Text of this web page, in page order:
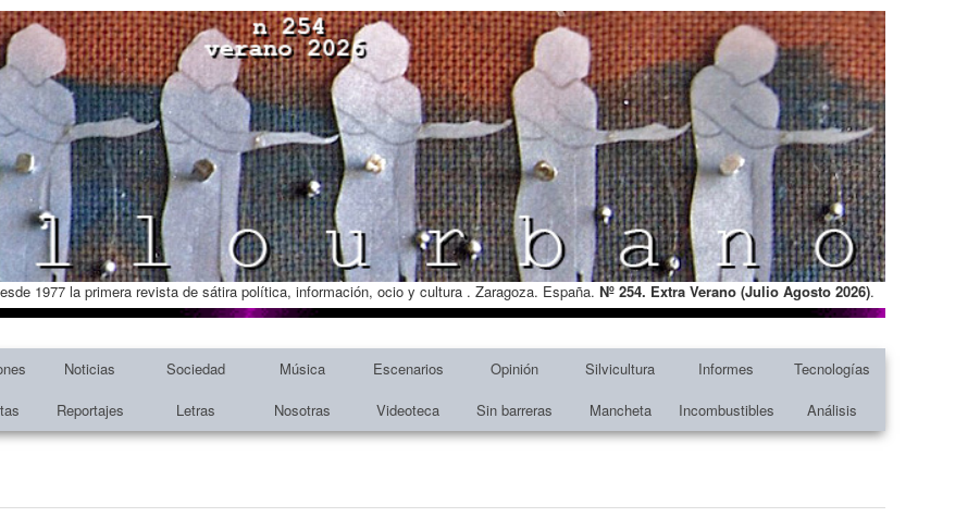
1977 la primera revista de sátira política, información, ocio y cultura . Zaragoza. España. Nº 254. Extra Verano (Julio Agosto 2026).
Noticias Sociedad Música Escenarios Opinión Silvicultura Informes
Tecnologías
Reportajes Letras Nosotras Videoteca Sin barreras Mancheta Incombustibles Análisis